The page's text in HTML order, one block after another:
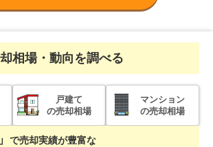
相場・動向を調べる
戸建て
の売却相場
マンション
の売却相場
で売却実績が豊富な